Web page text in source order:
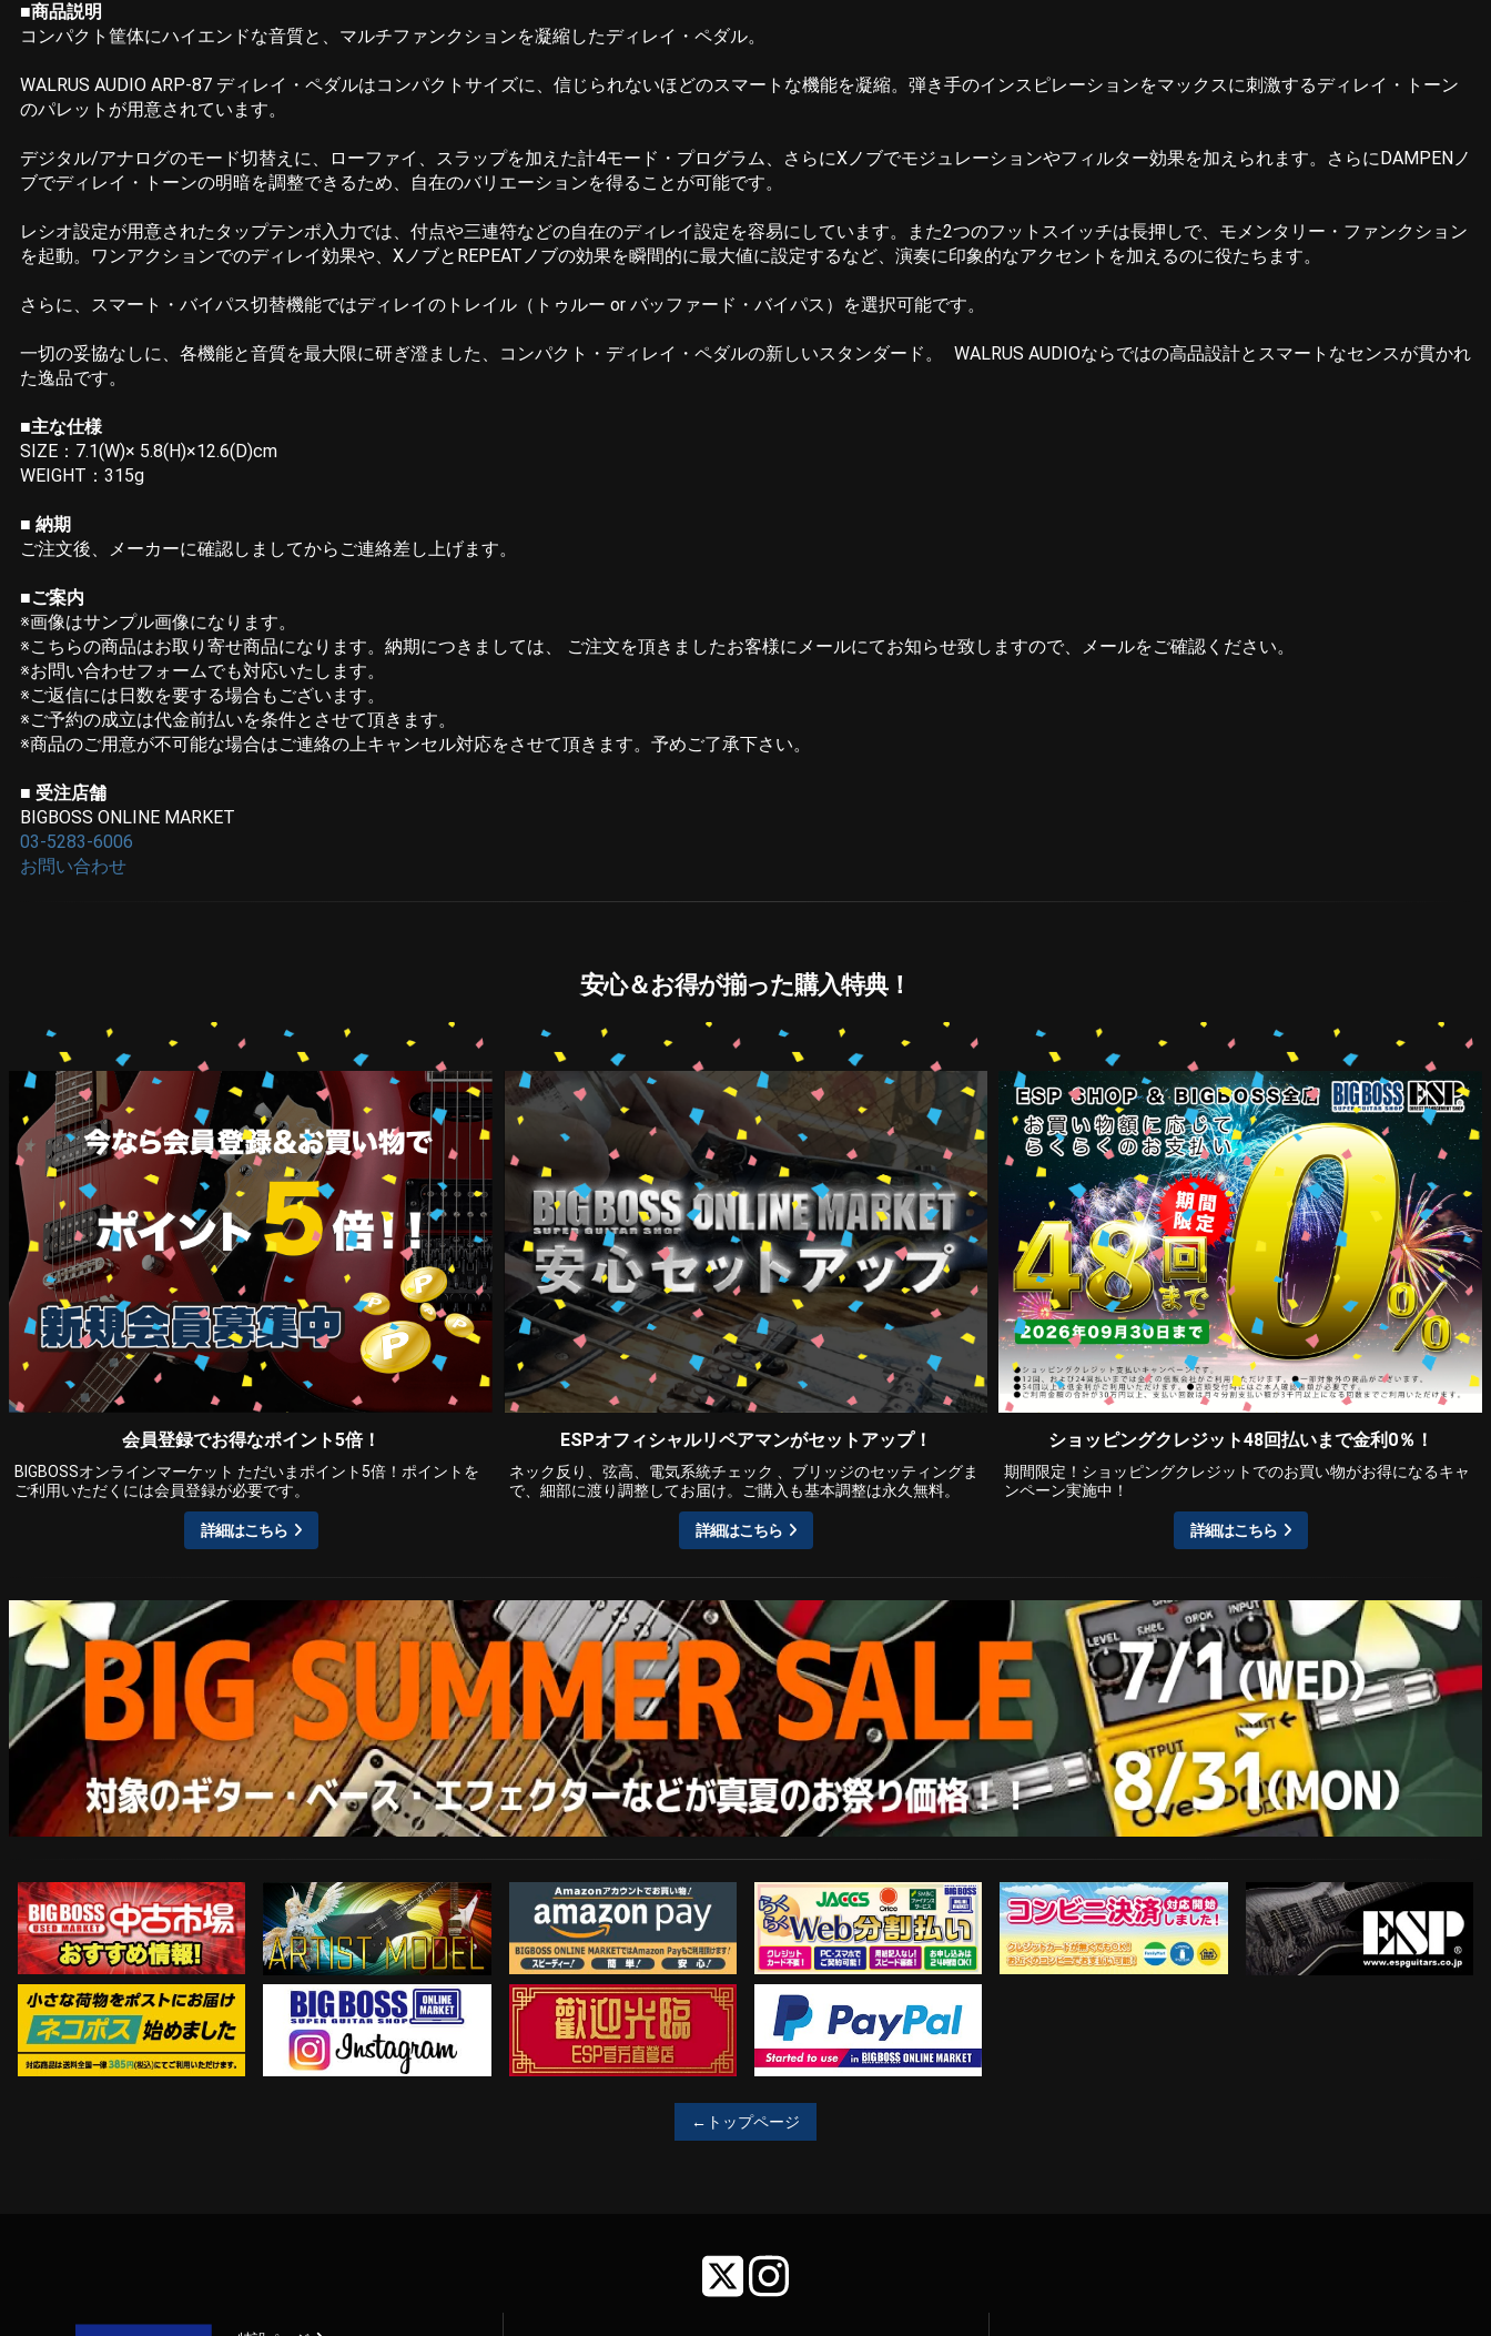
■商品説明
コンパクト筐体にハイエンドな音質と、マルチファンクションを凝縮したディレイ・ペダル。
WALRUS AUDIO ARP-87 ディレイ・ペダルはコンパクトサイズに、信じられないほどのスマートな機能を凝縮。弾き手のインスピレーションをマックスに刺激するディレイ・トーン
のパレットが用意されています。
デジタル/アナログのモード切替えに、ローファイ、スラップを加えた計4モード・プログラム、さらにXノブでモジュレーションやフィルター効果を加えられます。さらにDAMPENノ
ブでディレイ・トーンの明暗を調整できるため、自在のバリエーションを得ることが可能です。
レシオ設定が用意されたタップテンポ入力では、付点や三連符などの自在のディレイ設定を容易にしています。また2つのフットスイッチは長押しで、モメンタリー・ファンクション
を起動。ワンアクションでのディレイ効果や、XノブとREPEATノブの効果を瞬間的に最大値に設定するなど、演奏に印象的なアクセントを加えるのに役たちます。
さらに、スマート・バイパス切替機能ではディレイのトレイル（トゥルー or バッファード・バイパス）を選択可能です。
一切の妥協なしに、各機能と音質を最大限に研ぎ澄ました、コンパクト・ディレイ・ペダルの新しいスタンダード。 WALRUS AUDIOならではの高品設計とスマートなセンスが貫かれ
た逸品です。
■主な仕様
SIZE：7.1(W)× 5.8(H)×12.6(D)cm
WEIGHT：315g
■ 納期
ご注文後、メーカーに確認しましてからご連絡差し上げます。
■ご案内
※画像はサンプル画像になります。
※こちらの商品はお取り寄せ商品になります。納期につきましては、 ご注文を頂きましたお客様にメールにてお知らせ致しますので、メールをご確認ください。
※お問い合わせフォームでも対応いたします。
※ご返信には日数を要する場合もございます。
※ご予約の成立は代金前払いを条件とさせて頂きます。
※商品のご用意が不可能な場合はご連絡の上キャンセル対応をさせて頂きます。予めご了承下さい。
■ 受注店舗
BIGBOSS ONLINE MARKET
03-5283-6006
お問い合わせ
安心＆お得が揃った購入特典！
会員登録でお得なポイント5倍！
BIGBOSSオンラインマーケット ただいまポイント5倍！ポイントを
ご利用いただくには会員登録が必要です。
詳細はこちら
ESPオフィシャルリペアマンがセットアップ！
ネック反り、弦高、電気系統チェック 、ブリッジのセッティングま
で、細部に渡り調整してお届け。ご購入も基本調整は永久無料。
詳細はこちら
ショッピングクレジット48回払いまで金利0％！
期間限定！ショッピングクレジットでのお買い物がお得になるキャ
ンペーン実施中！
詳細はこちら
中古市場おすすめ情報!! ARTIST MODEL Amazon Pay らくらくWeb分割払い コンビニ決済対応開始！ ESP Guitars
ネコポス対象商品はコチラ Instagram 歓迎工臨 PayPal決済がご利用可能！
←トップページ